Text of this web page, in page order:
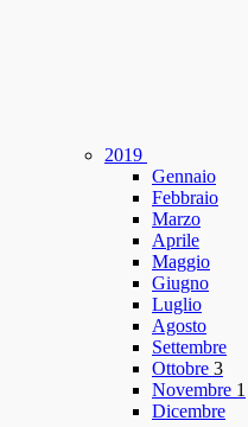
2019
Gennaio
Febbraio
Marzo
Aprile
Maggio
Giugno
Luglio
Agosto
Settembre
Ottobre 3
Novembre 1
Dicembre